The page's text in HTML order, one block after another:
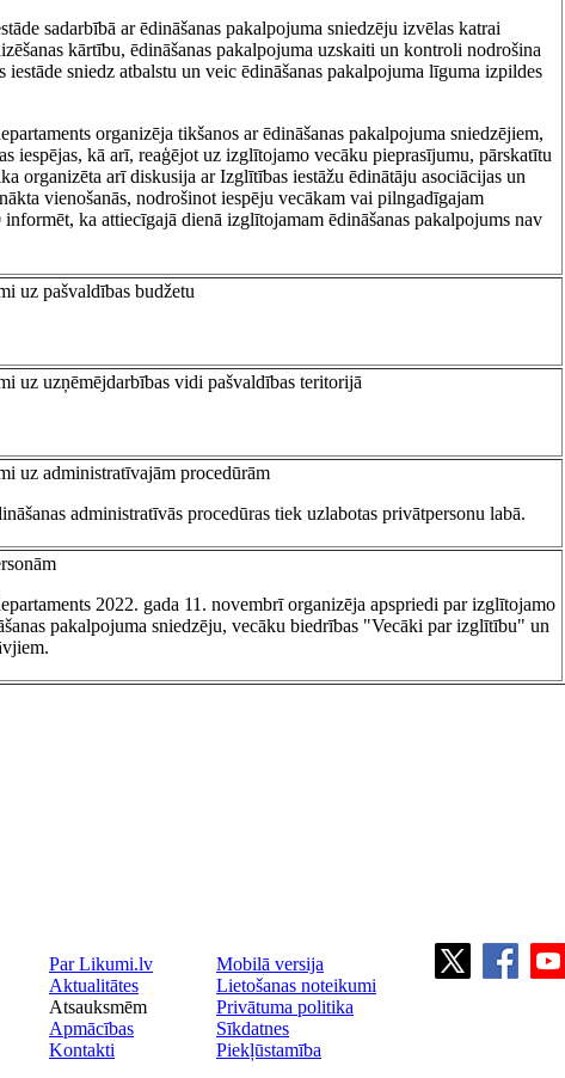
sadarbībā ar ēdināšanas pakalpojuma sniedzēju izvēlas katrai
kārtību, ēdināšanas pakalpojuma uzskaiti un kontroli nodrošina
sniedz atbalstu un veic ēdināšanas pakalpojuma līguma izpildes
organizēja tikšanos ar ēdināšanas pakalpojuma sniedzējiem,
iespējas, kā arī, reaģējot uz izglītojamo vecāku pieprasījumu, pārskatītu
organizēta arī diskusija ar Izglītības iestāžu ēdinātāju asociācijas un
vienošanās, nodrošinot iespēju vecākam vai pilngadīgajam
ka attiecīgajā dienā izglītojamam ēdināšanas pakalpojums nav
uz pašvaldības budžetu
uz uzņēmējdarbības vidi pašvaldības teritorijā
uz administratīvajām procedūrām
administratīvās procedūras tiek uzlabotas privātpersonu labā.
2022. gada 11. novembrī organizēja apspriedi par izglītojamo
pakalpojuma sniedzēju, vecāku biedrības "Vecāki par izglītību" un
Par Likumi.lv
Aktualitātes
Atsauksmēm
Apmācības
Kontakti
Mobilā versija
Lietošanas noteikumi
Privātuma politika
Sīkdatnes
Piekļūstamība